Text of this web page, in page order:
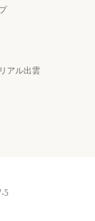
アル出雲
5